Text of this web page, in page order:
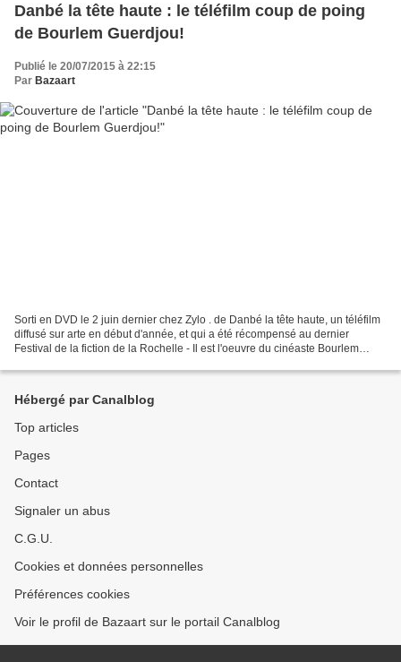
Danbé la tête haute : le téléfilm coup de poing
de Bourlem Guerdjou!
Publié le 20/07/2015 à 22:15
Par Bazaart
Sorti en DVD le 2 juin dernier chez Zylo . de Danbé la tête haute, un téléfilm
diffusé sur arte en début d'année, et qui a été récompensé au dernier
Festival de la fiction de la Rochelle - Il est l'oeuvre du cinéaste Bourlem
Hébergé par Canalblog
Top articles
Pages
Contact
Signaler un abus
C.G.U.
Cookies et données personnelles
Préférences cookies
Voir le profil de Bazaart sur le portail Canalblog